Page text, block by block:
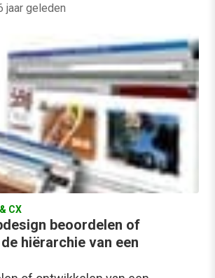
jaar geleden
CX
beoordelen of
hiërarchie van een